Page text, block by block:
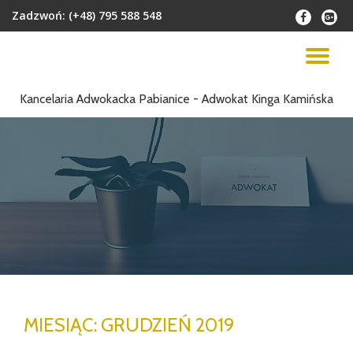
Zadzwoń: (+48) 795 588 548
fa-
facebook
fa-
plus-
Kancelaria Adwokacka Pabianice - Adwokat Kinga Kamińska
MIESIĄC: GRUDZIEŃ 2019